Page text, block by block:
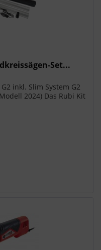
Set...
inkl. Slim System G2
2024) Das Rubi Kit